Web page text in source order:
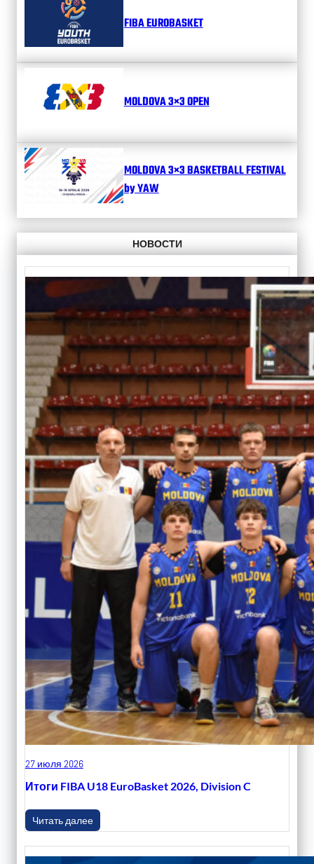
FIBA EUROBASKET
MOLDOVA 3×3 OPEN
MOLDOVA 3×3 BASKETBALL FESTIVAL
by YAW
НОВОСТИ
27 июля 2026
Итоги FIBA U18 EuroBasket 2026, Division C
Читать далее